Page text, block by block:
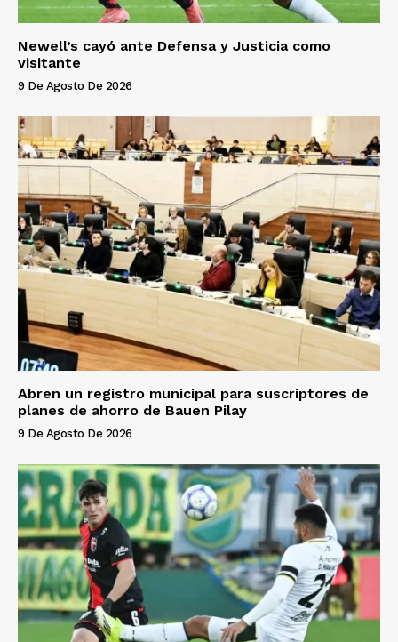
Newell’s cayó ante Defensa y Justicia como
visitante
9 De Agosto De 2026
Abren un registro municipal para suscriptores de
planes de ahorro de Bauen Pilay
9 De Agosto De 2026